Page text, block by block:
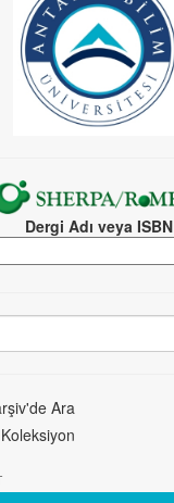
Dergi Adı veya ISBN
Ara